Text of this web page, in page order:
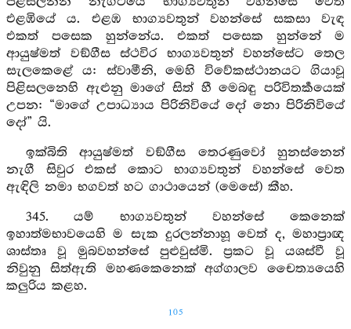
එළඹියේ ය. එළඹ භාග්‍යවතුන් වහන්සේ සකසා වැඳ
එකත් පසෙක හුන්නේය. එකත් පසෙක හුන්නේ ම
ආයුෂ්මත් වඞ්ගීස ස්ථවිර භාග්‍යවතුන් වහන්සේට තෙල
සැලකෙළේ ය: ස්වාමීනි, මෙහි විවේකස්ථානයට ගියාවූ
පිළිසලනෙහි ඇළුනු මාගේ සිත් හී මෙබඳු පරිවිතර්‍කයෙක්
උපන: “මාගේ උපාධ්‍යාය පිරිනිවියේ දෝ නො පිරිනිවියේ
දෝ” යි.
ඉක්බිති ආයුෂ්මත් වඞ්ගීස තෙරණුවෝ හුනස්නෙන්
නැගී සිවුර එකස් කොට භාග්‍යවතුන් වහන්සේ වෙත
ඇඳිලි නමා භගවත් හට ගාථායෙන් (මෙසේ) කීහ.
345. යම් භාග්‍යවතුන් වහන්සේ කෙනෙක්
ඉහාත්මභාවයෙහි ම සැක දුරලන්නාහූ වෙත් ද, මහාප්‍රාඥ
ශාස්තෘ වූ මුබවහන්සේ පුළුවුස්මි. ප්‍රකට වූ යශස්වී වූ
නිවුනු සිත්ඇති මහණකෙනෙක් අග්ගාලව චෛත්‍යයෙහි
කලුරිය කළහ.
105